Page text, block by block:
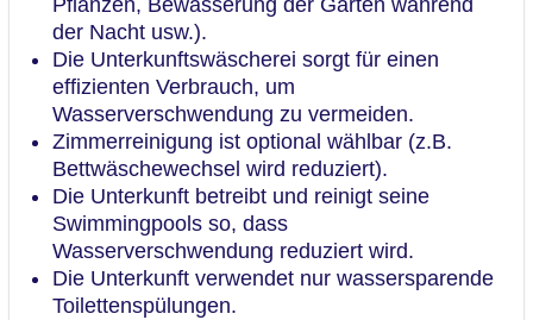
Pflanzen, Bewässerung der Gärten während
der Nacht usw.).
Die Unterkunftswäscherei sorgt für einen
effizienten Verbrauch, um
Wasserverschwendung zu vermeiden.
Zimmerreinigung ist optional wählbar (z.B.
Bettwäschewechsel wird reduziert).
Die Unterkunft betreibt und reinigt seine
Swimmingpools so, dass
Wasserverschwendung reduziert wird.
Die Unterkunft verwendet nur wassersparende
Toilettenspülungen.